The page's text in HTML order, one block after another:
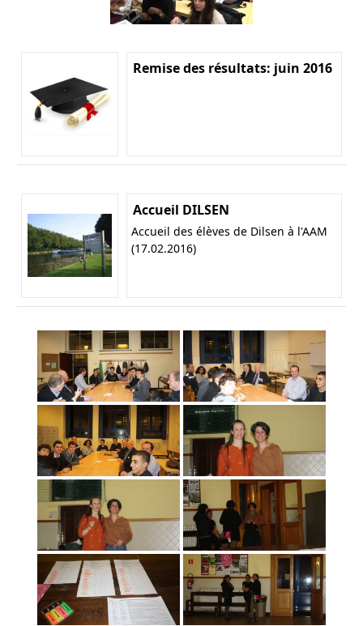
Remise des résultats: juin 2016
Accueil DILSEN
Accueil des élèves de Dilsen à l'AAM
(17.02.2016)